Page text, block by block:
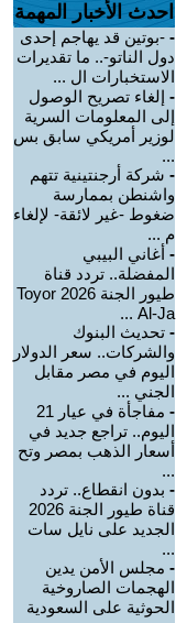
احدث الأخبار المهمة
- -بوتين قد يهاجم إحدى
دول الناتو-.. ما تقديرات
الاستخبارات ال ...
- إلغاء تصريح الوصول
إلى المعلومات السرية
لوزير أمريكي سابق بس
...
- شركة أرجنتينية تتهم
واشنطن بممارسة
ضغوط -غير لائقة- لإلغاء
م ...
- أغاني البيبي
المفضلة.. تردد قناة
طيور الجنة 2026 Toyor
Al-Ja ...
- تحديث البنوك
والشركات.. سعر الدولار
اليوم في مصر مقابل
الجني ...
-
مفاجأة في عيار 21
اليوم.. تراجع جديد في
أسعار الذهب بمصر وتح
...
- بدون انقطاع.. تردد
قناة طيور الجنة 2026
الجديد على نايل سات
...
- مجلس الأمن يدين
الهجمات الصاروخية
الحوثية على السعودية